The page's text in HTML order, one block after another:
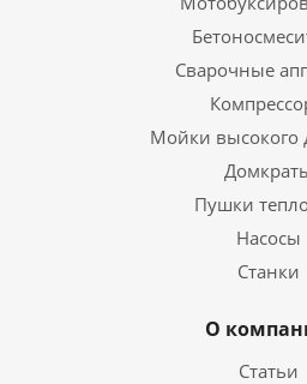
Сварочные
Мойки высокого
Пушки
Насосы
Станки
О
Статьи